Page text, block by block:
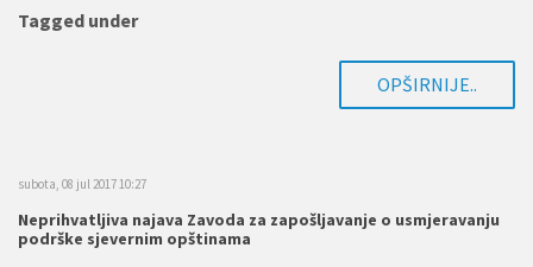
Tagged under
OPŠIRNIJE..
subota, 08 jul 2017 10:27
Neprihvatljiva najava Zavoda za zapošljavanje o usmjeravanju
podrške sjevernim opštinama